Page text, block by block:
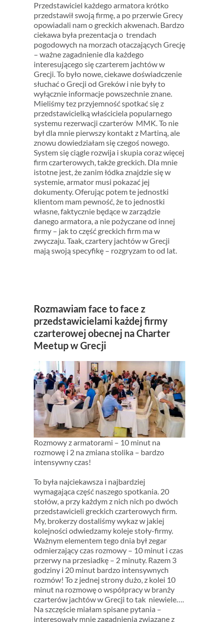
Przedstawiciel każdego armatora krótko
przedstawił swoją firmę, a po przerwie Grecy
opowiadali nam o greckich akwenach. Bardzo
ciekawa była prezentacja o trendach
pogodowych na morzach otaczających Grecję
– ważne zagadnienie dla każdego
interesującego się czarterem jachtów w
Grecji. To było nowe, ciekawe doświadczenie
słuchać o Grecji od Greków i nie były to
wyłącznie informacje powszechnie znane.
Mieliśmy tez przyjemność spotkać się z
przedstawicielką właściciela popularnego
systemu rezerwacji czarterów MMK. To nie
był dla mnie pierwszy kontakt z Martiną, ale
znowu dowiedziałam się czegoś nowego.
System się ciągle rozwija i skupia coraz więcej
firm czarterowych, także greckich. Dla mnie
istotne jest, że zanim łódka znajdzie się w
systemie, armator musi pokazać jej
dokumenty. Oferując potem te jednostki
klientom mam pewność, że to jednostki
własne, faktycznie będące w zarządzie
danego armatora, a nie pożyczane od innej
firmy – jak to część greckich firm ma w
zwyczaju. Taak, czartery jachtów w Grecji
mają swoją specyfikę – rozgryzam to od lat.
Rozmawiam face to face z
przedstawicielami każdej firmy
czarterowej obecnej na Charter
Meetup w Grecji
Rozmowy z armatorami – 10 minut na
rozmowę i 2 na zmiana stolika – bardzo
intensywny czas!
To była najciekawsza i najbardziej
wymagająca część naszego spotkania. 20
stołów, a przy każdym z nich nich po dwóch
przedstawicieli greckich czarterowych firm.
My, brokerzy dostaliśmy wykaz w jakiej
kolejności odwiedzamy koleje stoły-firmy.
Ważnym elementem tego dnia był zegar
odmierzający czas rozmowy – 10 minut i czas
przerwy na przesiadkę – 2 minuty. Razem 3
godziny i 20 minut bardzo intensywnych
rozmów! To z jednej strony dużo, z kolei 10
minut na rozmowę o współpracy w branży
czarterów jachtów w Grecji to tak niewiele….
Na szczęście miałam spisane pytania –
interesowały mnie zagadnienia związane z